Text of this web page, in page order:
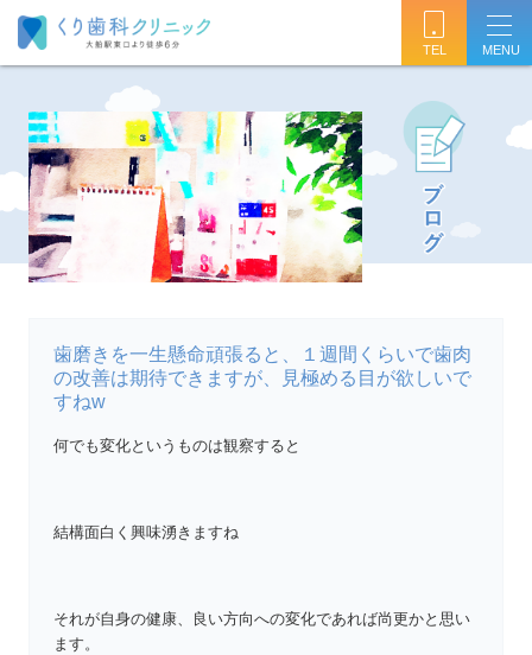
TEL
歯磨きを一生懸命頑張ると、１週間くらいで歯肉
の改善は期待できますが、見極める目が欲しいで
すねw
何でも変化というものは観察すると
結構面白く興味湧きますね
それが自身の健康、良い方向への変化であれば尚更かと思い
ます。